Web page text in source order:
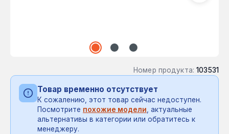
Номер продукта: 103531
Товар временно отсутствует
К сожалению, этот товар сейчас недоступен.
Посмотрите похожие модели, актуальные
альтернативы в категории или обратитесь к
менеджеру.